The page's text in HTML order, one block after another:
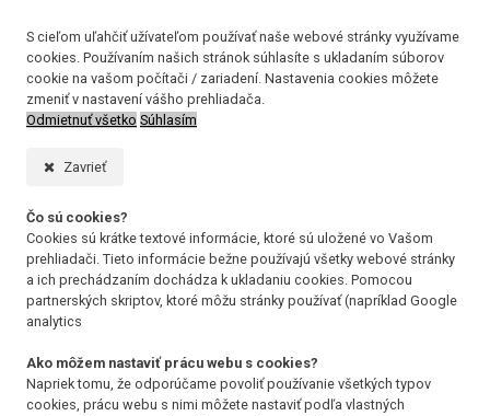
S cieľom uľahčiť užívateľom používať naše webové stránky využívame
cookies. Používaním našich stránok súhlasíte s ukladaním súborov
cookie na vašom počítači / zariadení. Nastavenia cookies môžete
zmeniť v nastavení vášho prehliadača.
Odmietnuť všetko Súhlasím
Zavrieť
Čo sú cookies?
Cookies sú krátke textové informácie, ktoré sú uložené vo Vašom
prehliadači. Tieto informácie bežne používajú všetky webové stránky
a ich prechádzaním dochádza k ukladaniu cookies. Pomocou
partnerských skriptov, ktoré môžu stránky používať (napríklad Google
analytics
Ako môžem nastaviť prácu webu s cookies?
Napriek tomu, že odporúčame povoliť používanie všetkých typov
cookies, prácu webu s nimi môžete nastaviť podľa vlastných